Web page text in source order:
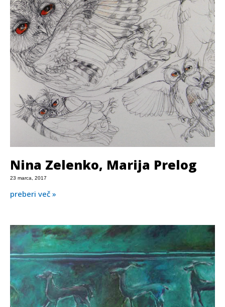
Nina Zelenko, Marija Prelog
23 marca, 2017
preberi več »